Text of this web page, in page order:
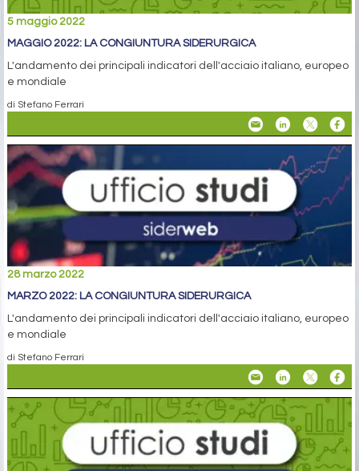
5 maggio 2022
MAGGIO 2022: LA CONGIUNTURA SIDERURGICA
L'andamento dei principali indicatori dell'acciaio italiano, europeo
e mondiale
di Stefano Ferrari
28 marzo 2022
MARZO 2022: LA CONGIUNTURA SIDERURGICA
L'andamento dei principali indicatori dell'acciaio italiano, europeo
e mondiale
di Stefano Ferrari